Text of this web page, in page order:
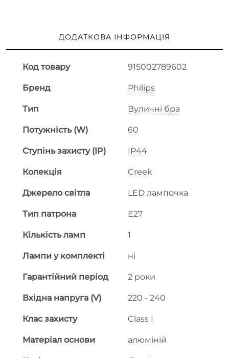
ДОДАТКОВА ІНФОРМАЦІЯ
Код товару 915002789602
Бренд Philips
Тип Вуличні бра
Потужність (W) 60
Ступінь захисту (IP) IP44
Колекція Creek
Джерело світла LED лампочка
Тип патрона E27
Кількість ламп 1
Лампи у комплекті ні
Гарантійний період 2 роки
Вхідна напруга (V) 220 - 240
Клас захисту Class I
Матеріал основи алюміній